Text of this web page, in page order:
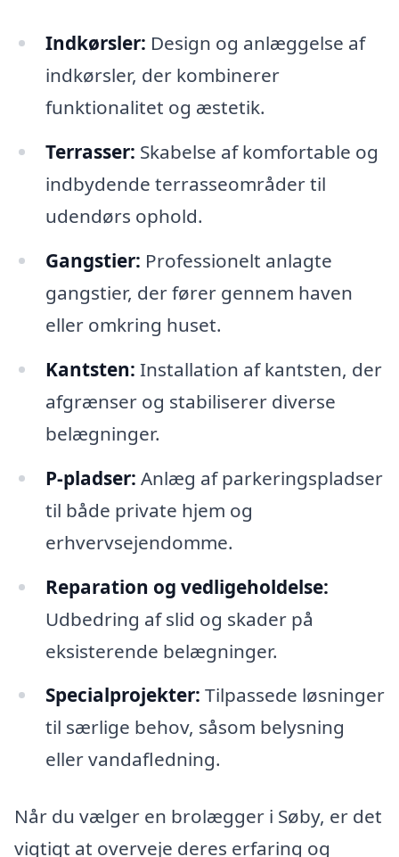
Indkørsler: Design og anlæggelse af
indkørsler, der kombinerer
funktionalitet og æstetik.
Terrasser: Skabelse af komfortable og
indbydende terrasseområder til
udendørs ophold.
Gangstier: Professionelt anlagte
gangstier, der fører gennem haven
eller omkring huset.
Kantsten: Installation af kantsten, der
afgrænser og stabiliserer diverse
belægninger.
P-pladser: Anlæg af parkeringspladser
til både private hjem og
erhvervsejendomme.
Reparation og vedligeholdelse:
Udbedring af slid og skader på
eksisterende belægninger.
Specialprojekter: Tilpassede løsninger
til særlige behov, såsom belysning
eller vandafledning.
Når du vælger en brolægger i Søby, er det
vigtigt at overveje deres erfaring og